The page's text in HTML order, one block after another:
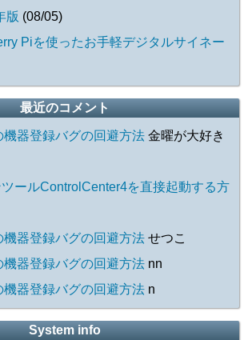
版 (08/05)
Piを使ったお手軽デジタルサイネー
最近のコメント
器登録バグの回避方法 金曜が大好き
ールControlCenter4を直接起動する方
器登録バグの回避方法 せつこ
器登録バグの回避方法 nn
器登録バグの回避方法 n
System info